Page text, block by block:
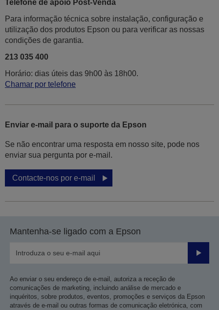
Telefone de apoio Post-Venda
Para informação técnica sobre instalação, configuração e
utilização dos produtos Epson ou para verificar as nossas
condições de garantia.
213 035 400
Horário: dias úteis das 9h00 às 18h00.
Chamar por telefone
Enviar e-mail para o suporte da Epson
Se não encontrar uma resposta em nosso site, pode nos
enviar sua pergunta por e-mail.
Contacte-nos por e-mail
Mantenha-se ligado com a Epson
Enviar
Ao enviar o seu endereço de e-mail, autoriza a receção de
comunicações de marketing, incluindo análise de mercado e
inquéritos, sobre produtos, eventos, promoções e serviços da Epson
através de e-mail ou outras formas de comunicação eletrónica, com